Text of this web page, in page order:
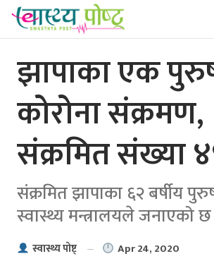
झापाका एक
कोरोना संक्रमण,
संक्रमित संख्या
संक्रमित झापाका ६२ बर्षीय
स्वास्थ्य मन्त्रालयले जनाएको छ
स्वास्थ्य पाेष्ट् Apr 24, 2020